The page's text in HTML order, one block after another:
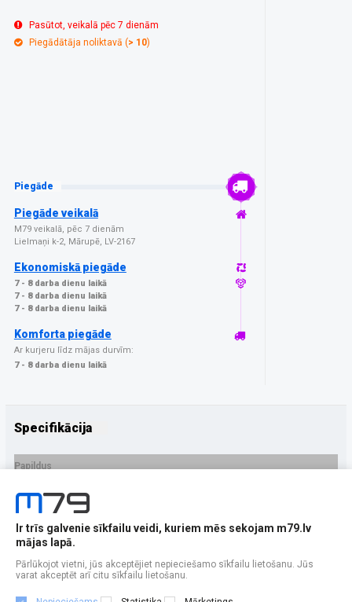
Pasūtot, veikalā pēc 7 dienām
Piegādātāja noliktavā (> 10)
Piegāde
Piegāde veikalā
M79 veikalā, pēc 7 dienām
Lielmaņi k-2, Mārupē, LV-2167
Ekonomiskā piegāde
7 - 8 darba dienu laikā
7 - 8 darba dienu laikā
7 - 8 darba dienu laikā
Komforta piegāde
Ar kurjeru līdz mājas durvīm:
7 - 8 darba dienu laikā
Specifikācija
Papildus
Ražotājs
PRECES APRAKSTS
EAN - 5903396175992
Ir trīs galvenie sīkfailu veidi, kuriem mēs sekojam m79.lv
mājas lapā.
Pārlūkojot vietni, jūs akceptējiet nepieciešamo sīkfailu lietošanu. Jūs
varat akceptēt arī citu sīkfailu lietošanu.